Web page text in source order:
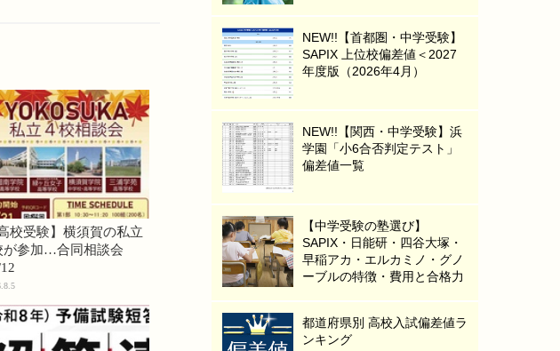
高校受験】横須賀の私立
が参加…合同相談会
NEW!!【首都圏・中学受験】
SAPIX 上位校偏差値＜2027
年度版（2026年4月）
NEW!!【関西・中学受験】浜
学園「小6合否判定テスト」
偏差値一覧
【中学受験の塾選び】
SAPIX・日能研・四谷大塚・
早稲アカ・エルカミノ・グノ
ーブルの特徴・費用と合格力
都道府県別 高校入試偏差値ラ
ンキング